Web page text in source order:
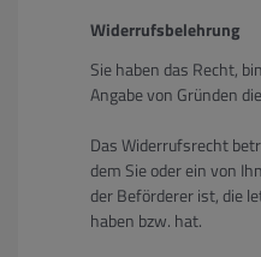
Widerrufsbelehrung
Sie haben das Recht,
Angabe von Gründen
Das Widerrufsrecht
dem Sie oder ein von
der Beförderer ist, die
haben bzw. hat.